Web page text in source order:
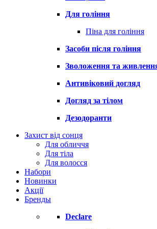
Для гоління
Піна для гоління
Засоби після гоління
Зволоження та
Антивіковий догляд
Догляд за тілом
Дезодоранти
Захист від сонця
Для обличчя
Для тіла
Для волосся
Набори
Новинки
Акції
Бренды
Declare